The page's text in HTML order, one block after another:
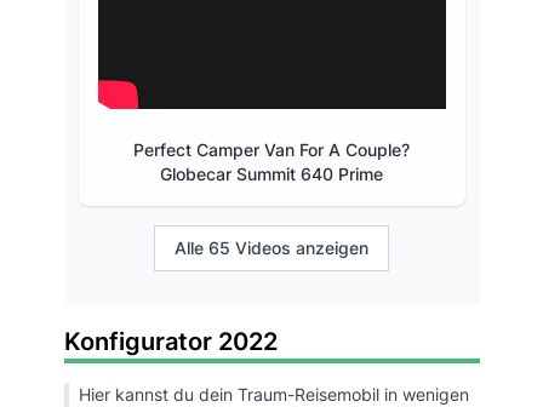
Perfect Camper Van For A Couple?
Globecar Summit 640 Prime
Alle 65 Videos anzeigen
Konfigurator 2022
Hier kannst du dein Traum-Reisemobil in wenigen